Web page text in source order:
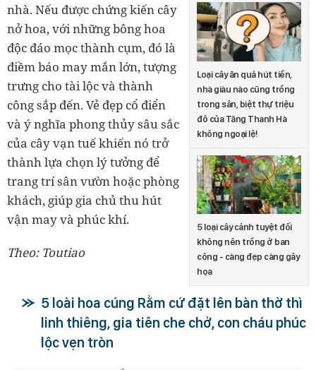
Loại cây ăn quả hút tiền,
nhà giàu nào cũng trồng
trong sân, biệt thự triệu
đô của Tăng Thanh Hà
không ngoại lệ!
5 loại cây cảnh tuyệt đối
không nên trồng ở ban
công - càng đẹp càng gây
họa
nhà. Nếu được chứng kiến cây
nở hoa, với những bông hoa
độc đáo mọc thành cụm, đó là
điềm báo may mắn lớn, tượng
trưng cho tài lộc và thành
công sắp đến. Vẻ đẹp cổ điển
và ý nghĩa phong thủy sâu sắc
của cây vạn tuế khiến nó trở
thành lựa chọn lý tưởng để
trang trí sân vườn hoặc phòng
khách, giúp gia chủ thu hút
vận may và phúc khí.
Theo: Toutiao
5 loài hoa cúng Rằm cứ đặt lên bàn thờ thì
linh thiêng, gia tiên che chở, con cháu phúc
lộc vẹn tròn